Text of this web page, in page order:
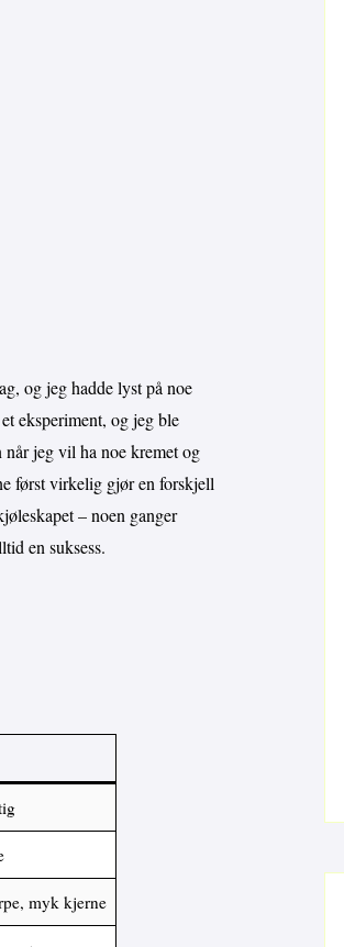
og jeg hadde lyst på noe
eksperiment, og jeg ble
når jeg vil ha noe kremet og
først virkelig gjør en forskjell
– noen ganger
en suksess.
myk kjerne